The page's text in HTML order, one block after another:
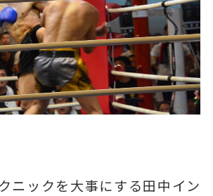
ニックを大事にする田中イン